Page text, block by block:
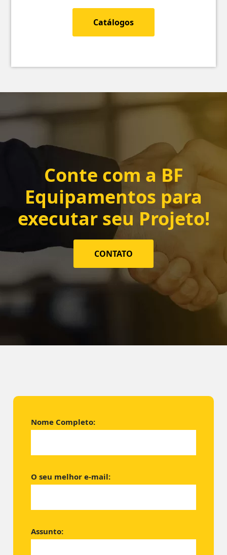
Catálogos
Conte com a BF
Equipamentos para
executar seu Projeto!
CONTATO
Nome Completo:
O seu melhor e-mail:
Assunto: